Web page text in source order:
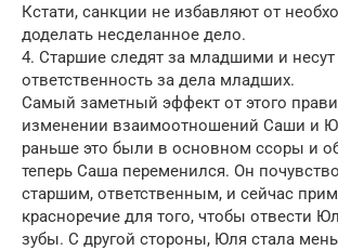
Кстати, санкции не избавляют от
доделать несделанное дело.
4. Старшие следят за младшими и несут
ответственность за дела младших.
Самый заметный эффект от этого
изменении взаимоотношений Саши и
раньше это были в основном ссоры и
теперь Саша переменился. Он
старшим, ответственным, и сейчас
красноречие для того, чтобы отвести
зубы. С другой стороны, Юля стала